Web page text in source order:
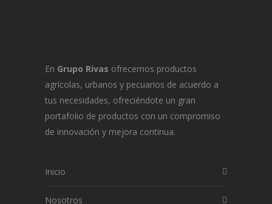
En Grupo Rivas ofrecemos productos
agrícolas, urbanos y pecuarios de acuerdo a
tus necesidades, ofreciéndote un gran
portafolio de productos con un compromiso
de innovación y mejora continua.
Inicio
Nosotros